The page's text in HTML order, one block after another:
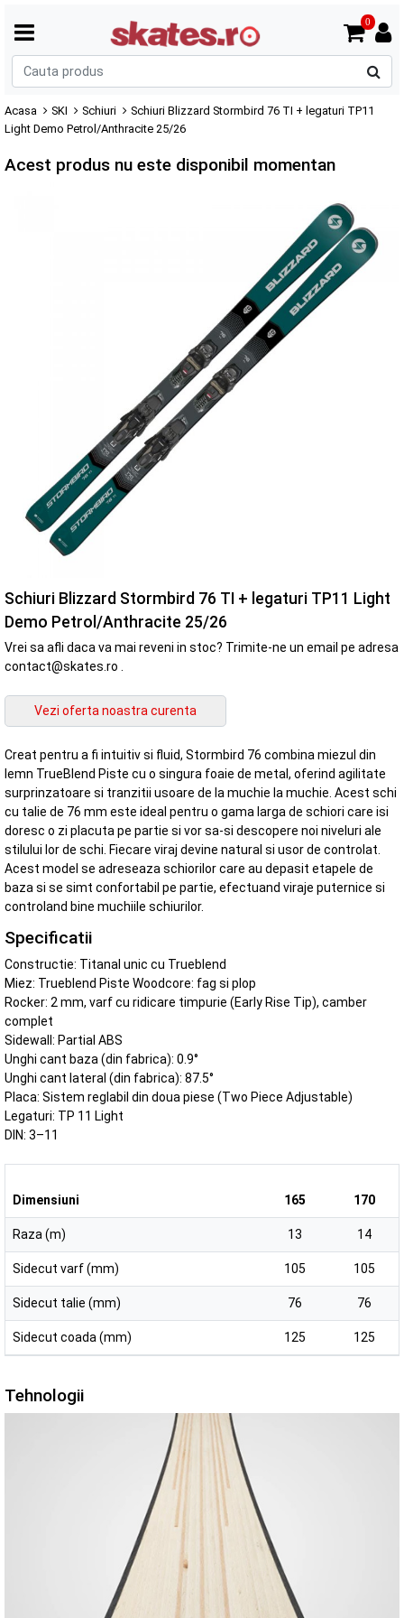
0
Acasa SKI Schiuri
Schiuri Blizzard Stormbird 76 TI + legaturi TP11
Light Demo Petrol/Anthracite 25/26
Acest produs nu este disponibil momentan
Schiuri Blizzard Stormbird 76 TI + legaturi TP11 Light
Demo Petrol/Anthracite 25/26
Vrei sa afli daca va mai reveni in stoc? Trimite-ne un email pe adresa
contact@skates.ro .
Creat pentru a fi intuitiv si fluid, Stormbird 76 combina miezul din
lemn TrueBlend Piste cu o singura foaie de metal, oferind agilitate
surprinzatoare si tranzitii usoare de la muchie la muchie. Acest schi
cu talie de 76 mm este ideal pentru o gama larga de schiori care isi
doresc o zi placuta pe partie si vor sa-si descopere noi niveluri ale
stilului lor de schi. Fiecare viraj devine natural si usor de controlat.
Acest model se adreseaza schiorilor care au depasit etapele de
baza si se simt confortabil pe partie, efectuand viraje puternice si
controland bine muchiile schiurilor.
Specificatii
Constructie: Titanal unic cu Trueblend
Miez: Trueblend Piste Woodcore: fag si plop
Rocker: 2 mm, varf cu ridicare timpurie (Early Rise Tip), camber
complet
Sidewall: Partial ABS
Unghi cant baza (din fabrica): 0.9°
Unghi cant lateral (din fabrica): 87.5°
Placa: Sistem reglabil din doua piese (Two Piece Adjustable)
Legaturi: TP 11 Light
DIN: 3–11
Dimensiuni 165 170
Raza (m) 13 14
Sidecut varf (mm) 105 105
Sidecut talie (mm) 76 76
Sidecut coada (mm) 125 125
Tehnologii